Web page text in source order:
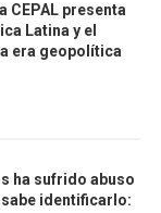
CEPAL presenta
Latina y el
era geopolítica
ha sufrido abuso
identificarlo: